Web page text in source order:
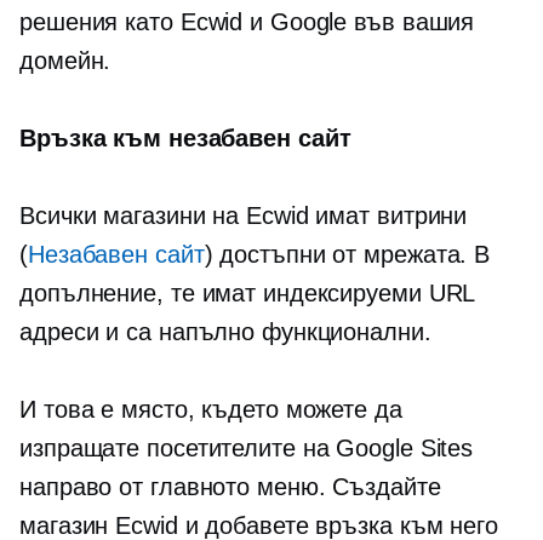
решения като Ecwid и Google във вашия
домейн.
Връзка към незабавен сайт
Всички магазини на Ecwid имат витрини
(Незабавен сайт) достъпни от мрежата. В
допълнение, те имат индексируеми URL
адреси и са напълно функционални.
И това е място, където можете да
изпращате посетителите на Google Sites
направо от главното меню. Създайте
магазин Ecwid и добавете връзка към него